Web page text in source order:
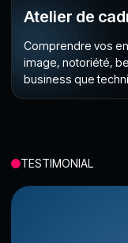
Atelier de
Comprendre vos
image, notoriété,
business que
TESTIMONIAL